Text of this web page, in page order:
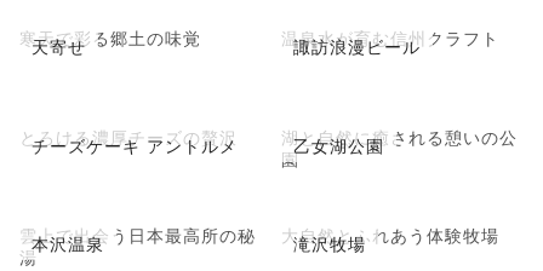
天寄せ
寒天で彩る郷土の味覚 諏訪浪漫ビール
温泉水が育む信州クラフト
チーズケーキ アントルメ
とろける濃厚チーズの贅沢 乙女湖公園
湖と自然に癒される憩いの公
園
本沢温泉
雲上で出会う日本最高所の秘
湯
滝沢牧場
大自然とふれあう体験牧場